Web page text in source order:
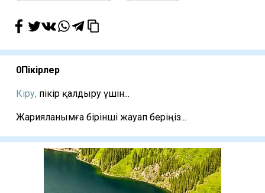
0Пікірлер
Кіру, пікір қалдыру үшін...
Жарияланымға бірінші жауап беріңіз...